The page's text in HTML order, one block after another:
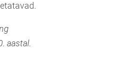
aastal.